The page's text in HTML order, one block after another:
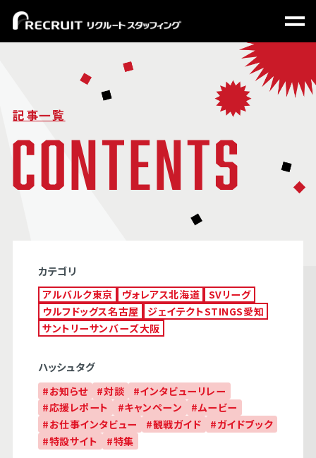
記事一覧
カテゴリ
アルバルク東京 ヴォレアス北海道
SVリーグ
ウルフドッグス名古屋
ジェイテクトSTINGS愛知
サントリーサンバーズ大阪
ハッシュタグ
#お知らせ #対談
#インタビューリレー
#応援レポート
#キャンペーン
#ムービー
#お仕事インタビュー
#観戦ガイド
#ガイドブック
#特設サイト
#特集